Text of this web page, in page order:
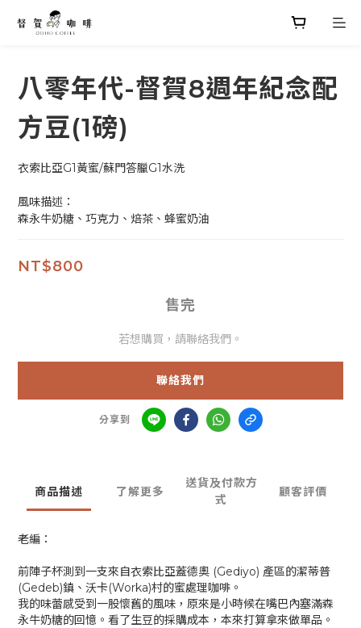
八零年代-督賀8週年紀念配
方豆(1磅)
衣索比亞G1黃蜜/蘇門答臘G1水洗
風味描述：
森永牛奶糖、巧克力、焙茶、蜂蜜奶油
NT$800
售完
若想購買，請聯絡我們。
聯絡我們
分享到
商品描述 了解更多
送貨及付款方
式
顧客評價
老編：
前陣子杯測到一支來自衣索比亞蓋德奧 (Gediyo) 產區的潔蒂普
(Gedeb)鎮、沃卡(Worka)村的蜜處理咖啡。
我的味蕾感受到一股懷舊的風味，原來是小時候在嘴巴內塞滿森
永牛奶糖的回憶。看了生豆的採購成本，本來打算拿來做單品。